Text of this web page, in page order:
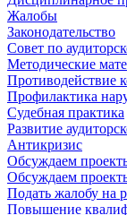
Жалобы
Законодательство
Совет по
Методические
Противодействие
Профилактика
Судебная практика
Развитие
Антикризис
Обсуждаем
Обсуждаем
Подать жалобу на
Повышение